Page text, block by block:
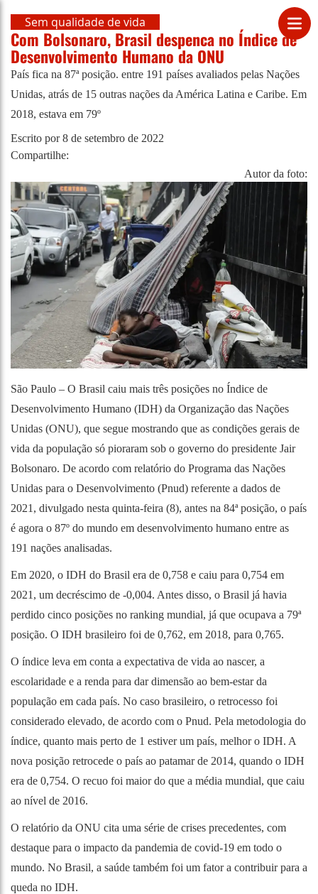
Sem qualidade de vida
Com Bolsonaro, Brasil despenca no Índice de
Desenvolvimento Humano da ONU
País fica na 87ª posição. entre 191 países avaliados pelas Nações
Unidas, atrás de 15 outras nações da América Latina e Caribe. Em
2018, estava em 79º
Escrito por8 de setembro de 2022
Compartilhe:
Autor da foto:
São Paulo – O Brasil caiu mais três posições no Índice de
Desenvolvimento Humano (IDH) da Organização das Nações
Unidas (ONU), que segue mostrando que as condições gerais de
vida da população só pioraram sob o governo do presidente Jair
Bolsonaro. De acordo com relatório do Programa das Nações
Unidas para o Desenvolvimento (Pnud) referente a dados de
2021, divulgado nesta quinta-feira (8), antes na 84ª posição, o país
é agora o 87º do mundo em desenvolvimento humano entre as
191 nações analisadas.
Em 2020, o IDH do Brasil era de 0,758 e caiu para 0,754 em
2021, um decréscimo de -0,004. Antes disso, o Brasil já havia
perdido cinco posições no ranking mundial, já que ocupava a 79ª
posição. O IDH brasileiro foi de 0,762, em 2018, para 0,765.
O índice leva em conta a expectativa de vida ao nascer, a
escolaridade e a renda para dar dimensão ao bem-estar da
população em cada país. No caso brasileiro, o retrocesso foi
considerado elevado, de acordo com o Pnud. Pela metodologia do
índice, quanto mais perto de 1 estiver um país, melhor o IDH. A
nova posição retrocede o país ao patamar de 2014, quando o IDH
era de 0,754. O recuo foi maior do que a média mundial, que caiu
ao nível de 2016.
O relatório da ONU cita uma série de crises precedentes, com
destaque para o impacto da pandemia de covid-19 em todo o
mundo. No Brasil, a saúde também foi um fator a contribuir para a
queda no IDH.